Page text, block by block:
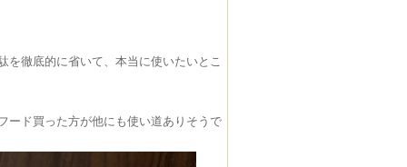
を徹底的に省いて、本当に使いたいとこ
ード買った方が他にも使い道ありそうで